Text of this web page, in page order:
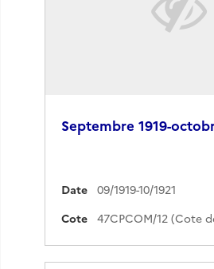
Septembre 1919-
Date
09/1919-10/1921
Cote
47CPCOM/12 (Cote